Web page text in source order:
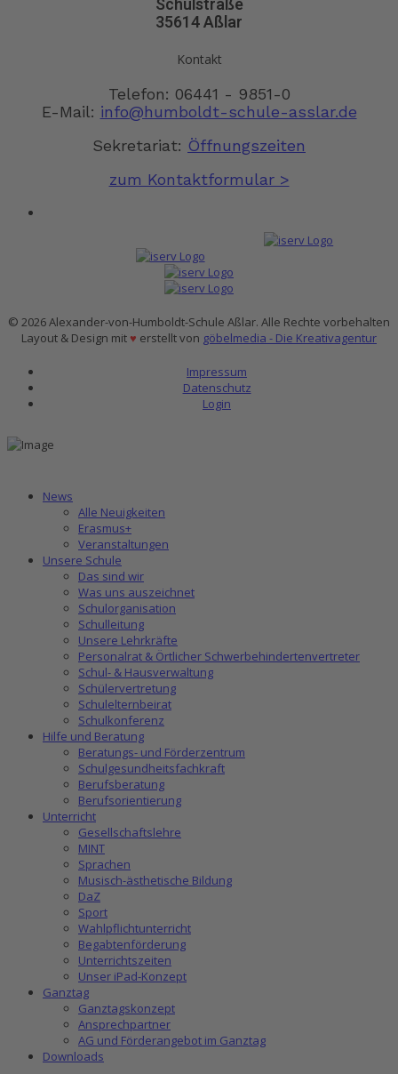
35614 Aßlar
Kontakt
Telefon: 06441 - 9851-0
E-Mail: info@humboldt-schule-asslar.de
Sekretariat: Öffnungszeiten
zum Kontaktformular >
© 2026 Alexander-von-Humboldt-Schule Aßlar. Alle Rechte vorbehalten
Layout & Design mit♥ erstellt von göbelmedia - Die Kreativagentur
Impressum
Datenschutz
Login
News
Alle Neuigkeiten
Erasmus+
Veranstaltungen
Unsere Schule
Das sind wir
Was uns auszeichnet
Schulorganisation
Schulleitung
Unsere Lehrkräfte
Personalrat & Örtlicher Schwerbehindertenvertreter
Schul- & Hausverwaltung
Schülervertretung
Schulelternbeirat
Schulkonferenz
Hilfe und Beratung
Beratungs- und Förderzentrum
Schulgesundheitsfachkraft
Berufsberatung
Berufsorientierung
Unterricht
Gesellschaftslehre
MINT
Sprachen
Musisch-ästhetische Bildung
DaZ
Sport
Wahlpflichtunterricht
Begabtenförderung
Unterrichtszeiten
Unser iPad-Konzept
Ganztag
Ganztagskonzept
Ansprechpartner
AG und Förderangebot im Ganztag
Downloads